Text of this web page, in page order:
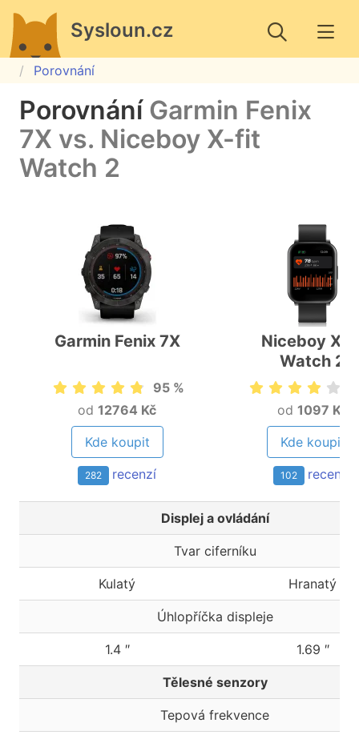
Sysloun.cz
Porovnání
Porovnání Garmin Fenix
7X vs. Niceboy X-fit
Watch 2
Garmin Fenix 7X
95 %
od 12764 Kč
Kde koupit
282 recenzí
Niceboy X-
Watch 2
od 1097 Kč
Kde koupit
102 recenzí
Displej a ovládání
Tvar ciferníku
Kulatý Hranatý
Úhlopříčka displeje
1.4 ″ 1.69 ″
Tělesné senzory
Tepová frekvence